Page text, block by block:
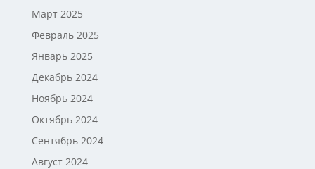
Март 2025
Февраль 2025
Январь 2025
Декабрь 2024
Ноябрь 2024
Октябрь 2024
Сентябрь 2024
Август 2024